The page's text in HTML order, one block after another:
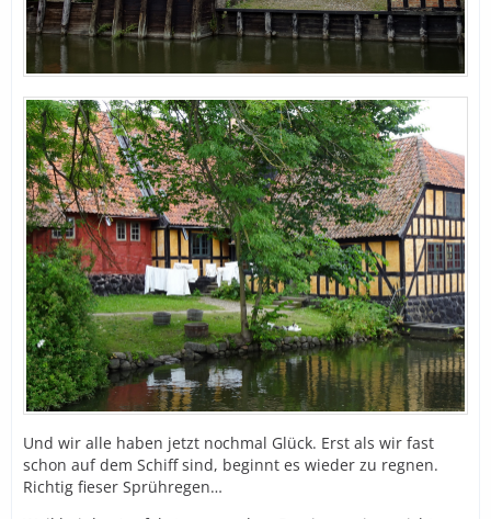
Und wir alle haben jetzt nochmal Glück. Erst als wir fast
schon auf dem Schiff sind, beginnt es wieder zu regnen.
Richtig fieser Sprühregen…